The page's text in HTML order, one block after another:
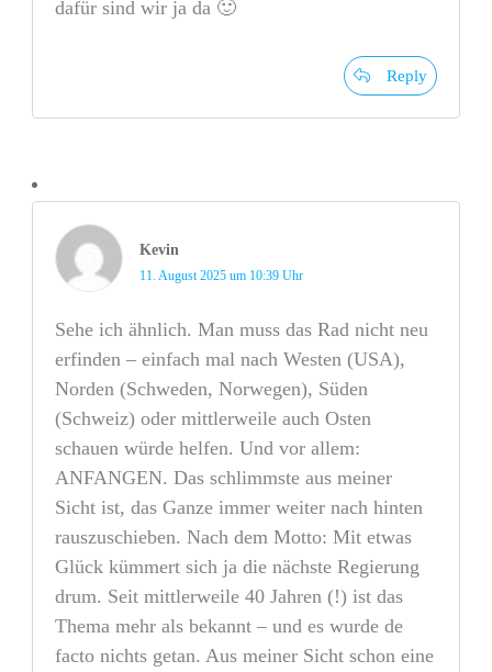
dafür sind wir ja da 🙂
Reply
Kevin
11. August 2025 um 10:39 Uhr
Sehe ich ähnlich. Man muss das Rad nicht neu
erfinden – einfach mal nach Westen (USA),
Norden (Schweden, Norwegen), Süden
(Schweiz) oder mittlerweile auch Osten
schauen würde helfen. Und vor allem:
ANFANGEN. Das schlimmste aus meiner
Sicht ist, das Ganze immer weiter nach hinten
rauszuschieben. Nach dem Motto: Mit etwas
Glück kümmert sich ja die nächste Regierung
drum. Seit mittlerweile 40 Jahren (!) ist das
Thema mehr als bekannt – und es wurde de
facto nichts getan. Aus meiner Sicht schon eine